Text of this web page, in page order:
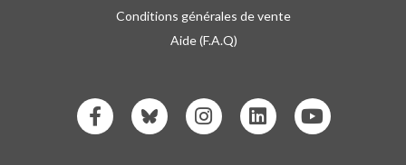
Conditions générales de vente
Aide (F.A.Q)